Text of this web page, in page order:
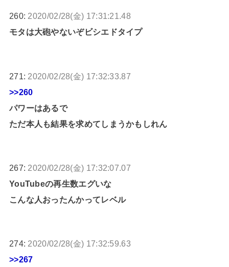
260: 2020/02/28(金) 17:31:21.48
モタは大砲やないぞビシエドタイプ
271: 2020/02/28(金) 17:32:33.87
>>260
パワーはあるで
ただ本人も結果を求めてしまうかもしれん
267: 2020/02/28(金) 17:32:07.07
YouTubeの再生数エグいな
こんな人おったんかってレベル
274: 2020/02/28(金) 17:32:59.63
>>267